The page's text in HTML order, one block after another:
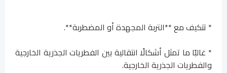
* تتكيف مع **التربة المجهدة أو المضطربة**.
* غالبًا ما تمثل أشكالًا انتقالية بين الفطريات الجذرية الخارجية
والفطريات الجذرية الخارجية.